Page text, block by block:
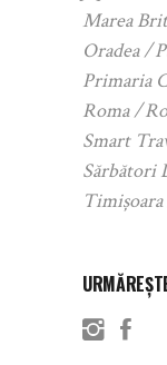
Marea
Oradea
Primaria
Roma
Smart
Sărbători
Timișoara